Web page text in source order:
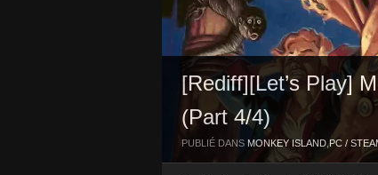
[Rediff][Let’s Play]
(Part 4/4)
PUBLIÉ DANS MONKEY ISLAND PC /